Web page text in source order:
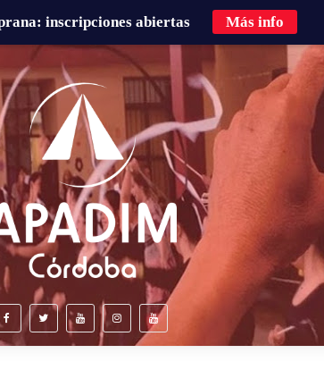
inscripciones abiertas Más info
FAMILIAS CURSOS DE FORMACIÓN